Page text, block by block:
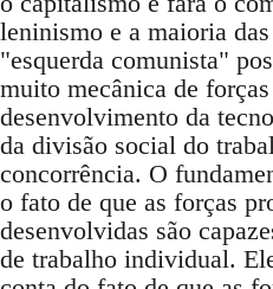
leninismo e a maioria
"esquerda comunista"
muito mecânica de
desenvolvimento da
da divisão social do
concorrência. O
o fato de que as forças
desenvolvidas são
de trabalho individual.